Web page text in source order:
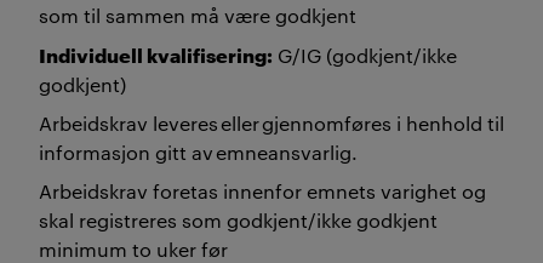
som til sammen må være godkjent
Individuell kvalifisering: G/IG (godkjent/ikke
godkjent)
Arbeidskrav leveres eller gjennomføres i henhold til
informasjon gitt av emneansvarlig.
Arbeidskrav foretas innenfor emnets varighet og
skal registreres som godkjent/ikke godkjent
minimum to uker før